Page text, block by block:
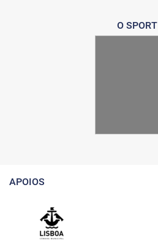
O SPORT
APOIOS